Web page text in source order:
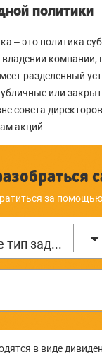
политики
– это политика
владении
разделенный
или
совета
акций.
за
Выберите тип задания
в виде